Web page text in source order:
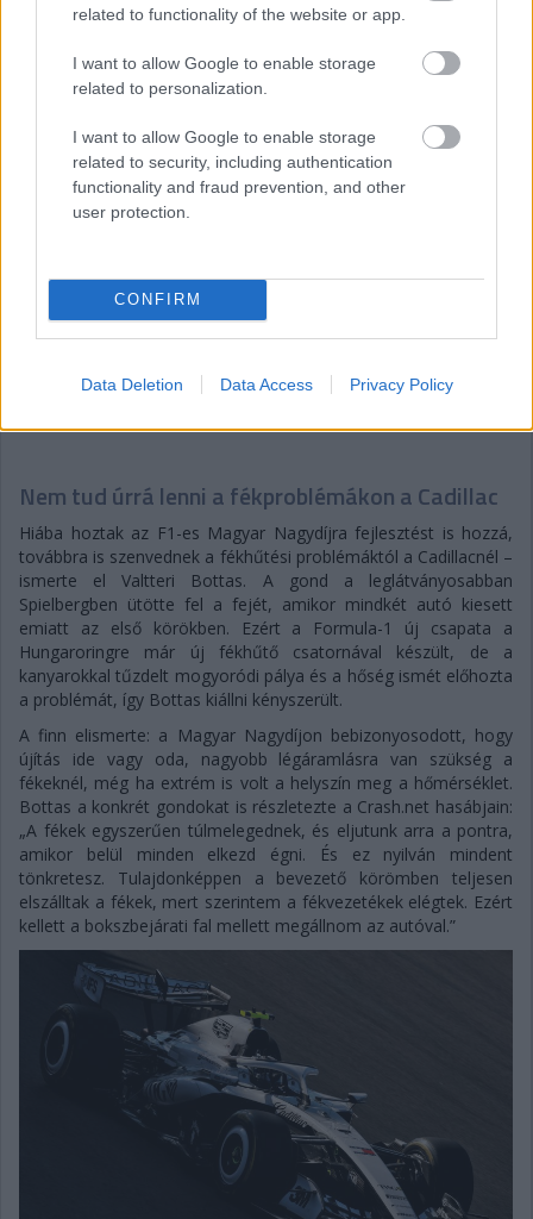
related to functionality of the website or app.
I want to allow Google to enable storage
related to personalization.
I want to allow Google to enable storage
related to security, including authentication
functionality and fraud prevention, and other
user protection.
CONFIRM
Data Deletion Data Access Privacy Policy
Balogh Tamás
Nem tud úrrá lenni a fékproblémákon a Cadillac
Hiába hoztak az F1-es Magyar Nagydíjra fejlesztést is hozzá,
továbbra is szenvednek a fékhűtési problémáktól a Cadillacnél –
ismerte el Valtteri Bottas. A gond a leglátványosabban
Spielbergben ütötte fel a fejét, amikor mindkét autó kiesett
emiatt az első körökben. Ezért a Formula-1 új csapata a
Hungaroringre már új fékhűtő csatornával készült, de a
kanyarokkal tűzdelt mogyoródi pálya és a hőség ismét előhozta
a problémát, így Bottas kiállni kényszerült.
A finn elismerte: a Magyar Nagydíjon bebizonyosodott, hogy
újítás ide vagy oda, nagyobb légáramlásra van szükség a
fékeknél, még ha extrém is volt a helyszín meg a hőmérséklet.
Bottas a konkrét gondokat is részletezte a Crash.net hasábjain:
„A fékek egyszerűen túlmelegednek, és eljutunk arra a pontra,
amikor belül minden elkezd égni. És ez nyilván mindent
tönkretesz. Tulajdonképpen a bevezető körömben teljesen
elszálltak a fékek, mert szerintem a fékvezetékek elégtek. Ezért
kellett a bokszbejárati fal mellett megállnom az autóval.”